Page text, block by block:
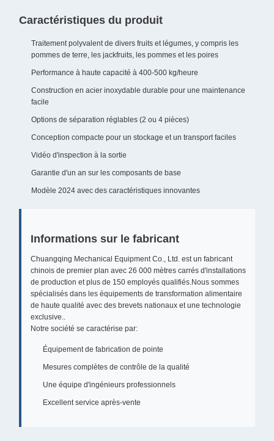
Caractéristiques du produit
Traitement polyvalent de divers fruits et légumes, y compris les
pommes de terre, les jackfruits, les pommes et les poires
Performance à haute capacité à 400-500 kg/heure
Construction en acier inoxydable durable pour une maintenance
facile
Options de séparation réglables (2 ou 4 pièces)
Conception compacte pour un stockage et un transport faciles
Vidéo d'inspection à la sortie
Garantie d'un an sur les composants de base
Modèle 2024 avec des caractéristiques innovantes
Informations sur le fabricant
Chuangqing Mechanical Equipment Co., Ltd. est un fabricant
chinois de premier plan avec 26 000 mètres carrés d'installations
de production et plus de 150 employés qualifiés.Nous sommes
spécialisés dans les équipements de transformation alimentaire
de haute qualité avec des brevets nationaux et une technologie
exclusive..
Notre société se caractérise par:
Équipement de fabrication de pointe
Mesures complètes de contrôle de la qualité
Une équipe d'ingénieurs professionnels
Excellent service après-vente